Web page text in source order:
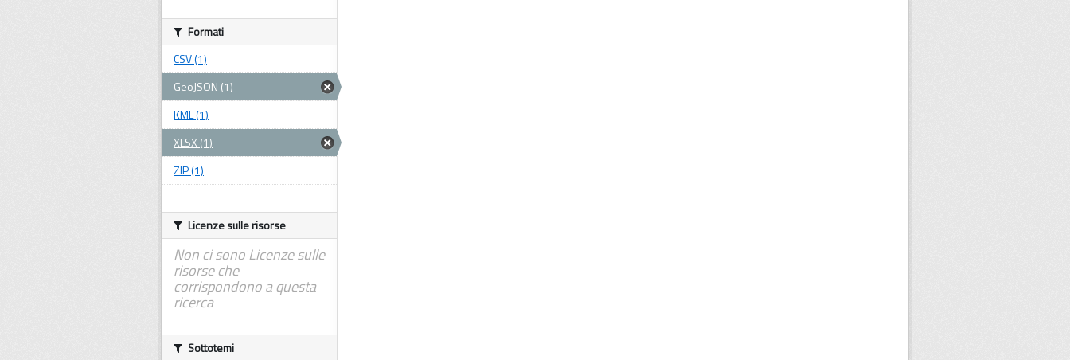
Formati
CSV (1)
GeoJSON (1)
KML (1)
XLSX (1)
ZIP (1)
Licenze sulle risorse
Non ci sono Licenze sulle
risorse che
corrispondono a questa
ricerca
Sottotemi